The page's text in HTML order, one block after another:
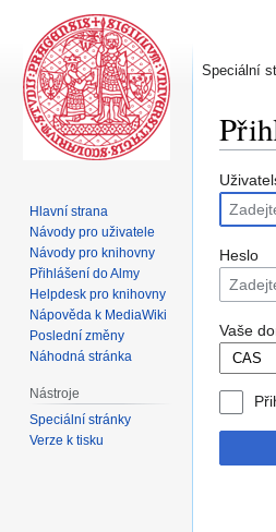
Skočit
na
navigaci
Skočit
na
Heslo
Vaše
Speciální
Hlavní strana
Návody pro uživatele
Návody pro knihovny
Přihlášení do Almy
Helpdesk pro knihovny
Nápověda k MediaWiki
Poslední změny
Náhodná stránka
Nástroje
Speciální stránky
Verze k tisku